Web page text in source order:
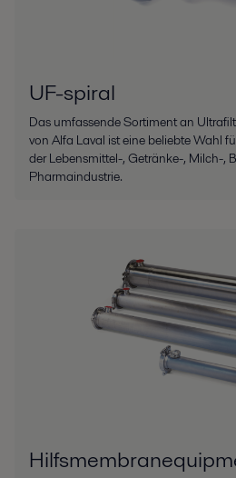
UF-spiral
Das umfassende Sortiment an
von Alfa Laval ist eine beliebte Wahl
der Lebensmittel-, Getränke-, Milch-,
Pharmaindustrie.